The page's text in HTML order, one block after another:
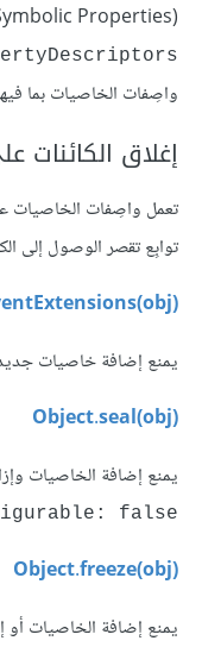
(Symbolic Properties)، ولكنّ التابِع
واصِفات الخاصيات بما
إغلاق الكائنات
تعمل واصِفات الخاصيات
توابِع تقصر الوصول إلى
يمنع إضافة خاصيات
Object.seal(obj)
يمنع إضافة الخاصيات
false
Object.freeze(obj)
يمنع إضافة الخاصيات أو